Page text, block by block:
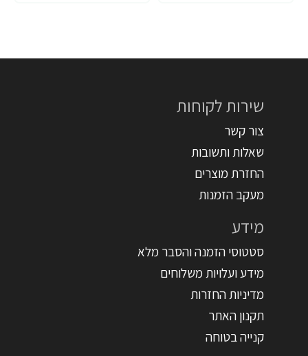
שירות לקוחות
צור קשר
שאלות ותשובות
החזרת מוצרים
מעקב הזמנות
מידע
סטטוסי הזמנה והסבר מלא
מידע ועלויות משלוחים
מדיניות החזרות
תקנון האתר
קנייה בטוחה